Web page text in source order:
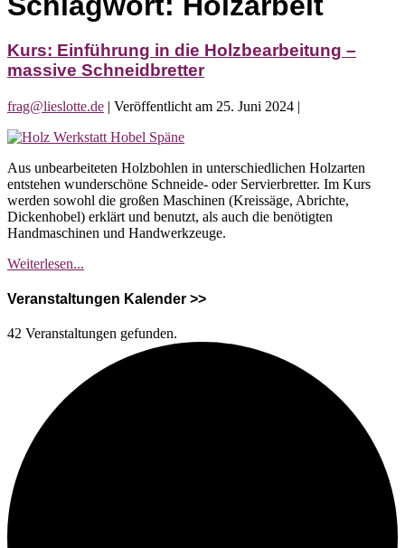
Kurs: Einführung in die Holzbearbeitung –
massive Schneidbretter
frag@lieslotte.de | Veröffentlicht am 25. Juni 2024 |
Kurs:
in
die
Holzbearbeitung
–
massive
Aus unbearbeiteten Holzbohlen in unterschiedlichen Holzarten
entstehen wunderschöne Schneide- oder Servierbretter. Im Kurs
werden sowohl die großen Maschinen (Kreissäge, Abrichte,
Dickenhobel) erklärt und benutzt, als auch die benötigten
Handmaschinen und Handwerkzeuge.
Weiterlesen...
in
die
Holzbearbeitung
massive
Schneidbretter
Veranstaltungen Kalender >>
42 Veranstaltungen gefunden.